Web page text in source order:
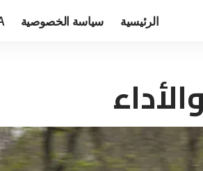
الرئيسية سياسة الخصوصية